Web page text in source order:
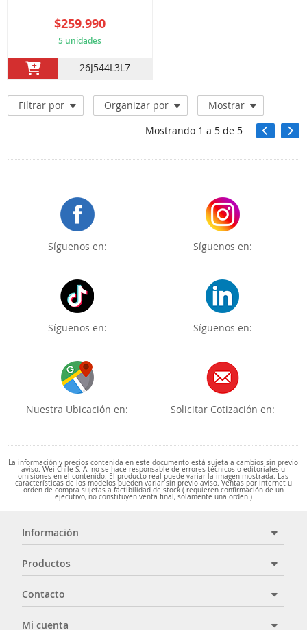
$259.990
5 unidades
26J544L3L7
Filtrar por Organizar por
Mostrar
Mostrando 1 a 5de 5
Síguenos en: Síguenos en:
Síguenos en: Síguenos en:
Nuestra Ubicación en: Solicitar Cotización en:
La información y precios contenida en este documento está sujeta a cambios sin previo
aviso. Wei Chile S. A. no se hace responsable de errores técnicos o editoriales u
omisiones en el contenido. El producto real puede variar la imagen mostrada. Las
características de los modelos pueden variar sin previo aviso. Ventas por internet u
orden de compra sujetas a factibilidad de stock ( requieren confirmación de un
ejecutivo, no constituyen venta final, solamente una orden )
Información
Productos
Contacto
Mi cuenta